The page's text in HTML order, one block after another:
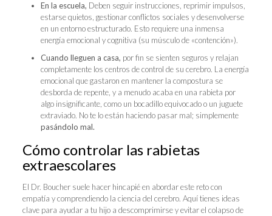
En la escuela, Deben seguir instrucciones, reprimir impulsos,
estarse quietos, gestionar conflictos sociales y desenvolverse
en un entorno estructurado. Esto requiere una inmensa
energía emocional y cognitiva (su músculo de «contención»).
Cuando lleguen a casa, por fin se sienten seguros y relajan
completamente los centros de control de su cerebro. La energía
emocional que gastaron en mantener la compostura se
desborda de repente, y a menudo acaba en una rabieta por
algo insignificante, como un bocadillo equivocado o un juguete
extraviado. No te lo están haciendo pasar mal; simplemente
pasándolo mal.
Cómo controlar las rabietas
extraescolares
El Dr. Boucher suele hacer hincapié en abordar este reto con
empatía y comprendiendo la ciencia del cerebro. Aquí tienes ideas
clave para ayudar a tu hijo a descomprimirse y evitar el colapso de